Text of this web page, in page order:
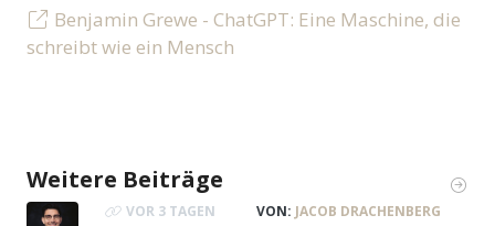
Benjamin Grewe - ChatGPT: Eine Maschine, die
schreibt wie ein Mensch
Weitere Beiträge
VOR 3 TAGEN VON: JACOB DRACHENBERG